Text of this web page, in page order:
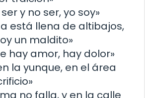
y no ser, yo soy»
está llena de altibajos,
un maldito»
hay amor, hay dolor»
la yunque, en el área
no falla, y en la calle